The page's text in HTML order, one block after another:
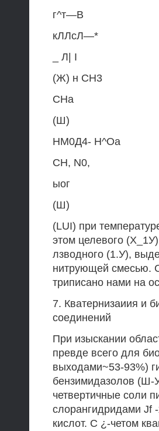
г^т—В
кЛЛсЛ—*
_ Л| I
(Ж) н СН3
СНа
(Ш)
НМ0Д4- Н^Оа
СН, N0,
ыог
(Ш)
(LUI) при
этом целевого
лзводного (1.У),
нитрующей смесью.
триписано нами на
7. Кватернизаиия и
соединений
При изыскании
превде всего для
выходами~53-93%)
бензимидазолов (Ш-
четвертичные соли
слорангидридами Jf
кислот. С ¿-четом